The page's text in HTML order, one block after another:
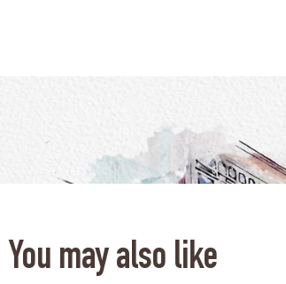
You may also like